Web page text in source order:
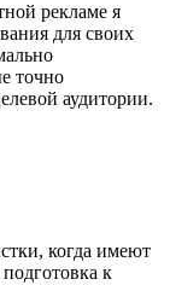
рекламе я
для своих
точно
аудитории.
когда имеют
к